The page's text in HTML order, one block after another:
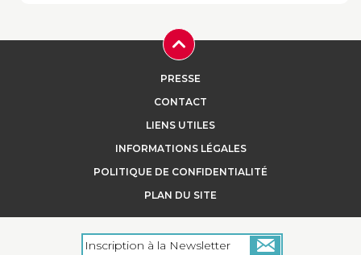
PRESSE
CONTACT
LIENS UTILES
INFORMATIONS LÉGALES
POLITIQUE DE CONFIDENTIALITÉ
PLAN DU SITE